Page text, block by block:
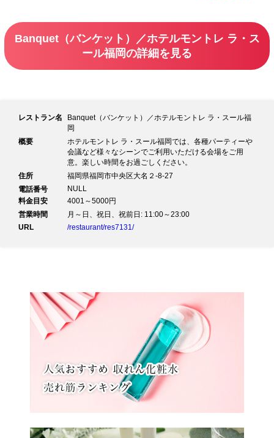
Banquet（バンケット）／ホテルモントレ ラ・ス
ール福岡の詳細を見る
レストラン名
Banquet（バンケット）／ホテルモントレ ラ・スール福
岡
概要
ホテルモントレ ラ・スール福岡では、各種パーティーや
会議など様々なシーンでご利用いただける会場をご用
意。楽しい時間をお過ごしください。
住所
福岡県福岡市中央区大名２-8-27
電話番号
NULL
料金目安
4001～5000円
営業時間
月～日、祝日、祝前日: 11:00～23:00
URL
/restaurant/res7131/